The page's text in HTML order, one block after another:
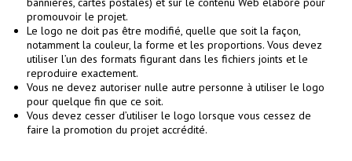
promouvoir le projet.
Le logo ne doit pas être modifié, quelle que soit la façon,
notamment la couleur, la forme et les proportions. Vous devez
utiliser l’un des formats figurant dans les fichiers joints et le
reproduire exactement.
Vous ne devez autoriser nulle autre personne à utiliser le logo
pour quelque fin que ce soit.
Vous devez cesser d’utiliser le logo lorsque vous cessez de
faire la promotion du projet accrédité.